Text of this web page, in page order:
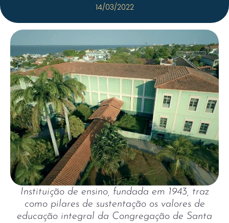
14/03/2022
Instituição de ensino, fundada em 1943, traz
como pilares de sustentação os valores de
educação integral da Congregação de Santa